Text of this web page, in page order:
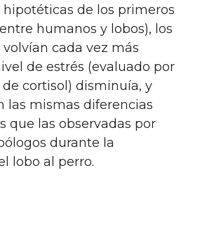
de los primeros
humanos y lobos), los
cada vez más
de estrés (evaluado por
de cortisol) disminuía, y
las mismas diferencias
que las observadas por
durante la
lobo al perro.